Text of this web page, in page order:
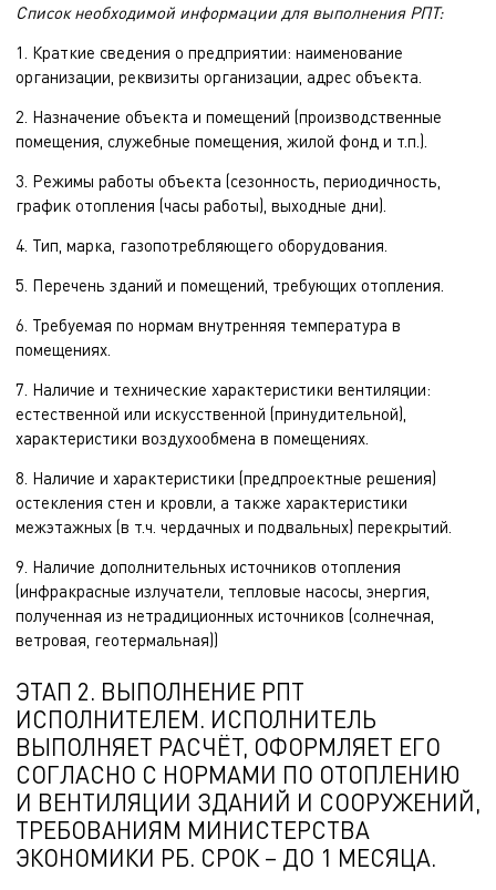
Список необходимой информации для выполнения РПТ:
1. Краткие сведения о предприятии: наименование
организации, реквизиты организации, адрес объекта.
2. Назначение объекта и помещений (производственные
помещения, служебные помещения, жилой фонд и т.п.).
3. Режимы работы объекта (сезонность, периодичность,
график отопления (часы работы), выходные дни).
4. Тип, марка, газопотребляющего оборудования.
5. Перечень зданий и помещений, требующих отопления.
6. Требуемая по нормам внутренняя температура в
помещениях.
7. Наличие и технические характеристики вентиляции:
естественной или искусственной (принудительной),
характеристики воздухообмена в помещениях.
8. Наличие и характеристики (предпроектные решения)
остекления стен и кровли, а также характеристики
межэтажных (в т.ч. чердачных и подвальных) перекрытий.
9. Наличие дополнительных источников отопления
(инфракрасные излучатели, тепловые насосы, энергия,
полученная из нетрадиционных источников (солнечная,
ветровая, геотермальная))
ЭТАП 2. ВЫПОЛНЕНИЕ РПТ
ИСПОЛНИТЕЛЕМ. ИСПОЛНИТЕЛЬ
ВЫПОЛНЯЕТ РАСЧЁТ, ОФОРМЛЯЕТ ЕГО
СОГЛАСНО С НОРМАМИ ПО ОТОПЛЕНИЮ
И ВЕНТИЛЯЦИИ ЗДАНИЙ И СООРУЖЕНИЙ,
ТРЕБОВАНИЯМ МИНИСТЕРСТВА
ЭКОНОМИКИ РБ. СРОК – ДО 1 МЕСЯЦА.